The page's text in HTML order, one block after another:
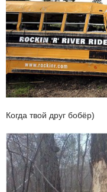
Когда твой друг бобёр)